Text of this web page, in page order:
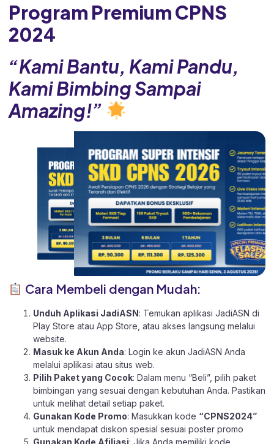
Program Premium CPNS
2024
“Kami Bantu, Kami Pandu,
Kami Bimbing Sampai
Amazing!”
Cara Membeli dengan Mudah:
Unduh Aplikasi JadiASN: Temukan aplikasi JadiASN di
Play Store atau App Store , atau akses langsung melalui
website.
Masuk ke Akun Anda: Login ke akun JadiASN Anda
melalui aplikasi atau situs web.
Pilih Paket yang Cocok: Dalam menu “Beli”, pilih paket
bimbingan yang sesuai dengan kebutuhan Anda. Pastikan
untuk melihat detail setiap paket.
Gunakan Kode Promo: Masukkan kode “CPNS2024”
untuk mendapat diskon spesial sesuai poster promo